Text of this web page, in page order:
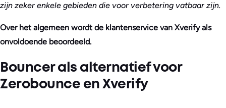
zijn zeker enkele gebieden die voor verbetering vatbaar zijn.
Over het algemeen wordt de klantenservice van Xverify als
onvoldoende beoordeeld.
Bouncer als alternatief voor
Zerobounce en Xverify